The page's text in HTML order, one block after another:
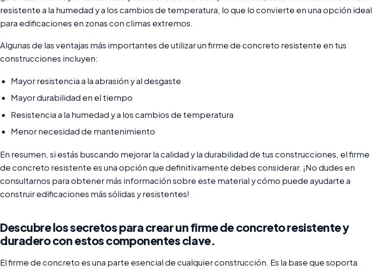
resistente a la humedad y a los cambios de temperatura, lo que lo convierte en una opción ideal
para edificaciones en zonas con climas extremos.
Algunas de las ventajas más importantes de utilizar un firme de concreto resistente en tus
construcciones incluyen:
Mayor resistencia a la abrasión y al desgaste
Mayor durabilidad en el tiempo
Resistencia a la humedad y a los cambios de temperatura
Menor necesidad de mantenimiento
En resumen, si estás buscando mejorar la calidad y la durabilidad de tus construcciones, el firme
de concreto resistente es una opción que definitivamente debes considerar. ¡No dudes en
consultarnos para obtener más información sobre este material y cómo puede ayudarte a
construir edificaciones más sólidas y resistentes!
Descubre los secretos para crear un firme de concreto resistente y
duradero con estos componentes clave.
El firme de concreto es una parte esencial de cualquier construcción. Es la base que soporta